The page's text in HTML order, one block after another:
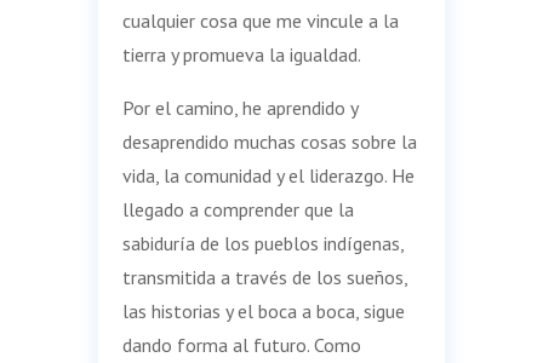
cualquier cosa que me vincule a la
tierra y promueva la igualdad.
Por el camino, he aprendido y
desaprendido muchas cosas sobre la
vida, la comunidad y el liderazgo. He
llegado a comprender que la
sabiduría de los pueblos indígenas,
transmitida a través de los sueños,
las historias y el boca a boca, sigue
dando forma al futuro. Como